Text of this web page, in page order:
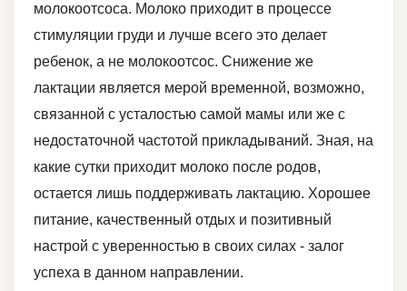
молокоотсоса. Молоко приходит в процессе
стимуляции груди и лучше всего это делает
ребенок, а не молокоотсос. Снижение же
лактации является мерой временной, возможно,
связанной с усталостью самой мамы или же с
недостаточной частотой прикладываний. Зная, на
какие сутки приходит молоко после родов,
остается лишь поддерживать лактацию. Хорошее
питание, качественный отдых и позитивный
настрой с уверенностью в своих силах - залог
успеха в данном направлении.